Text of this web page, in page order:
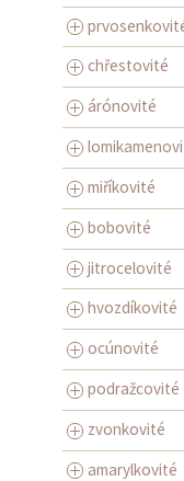
chřestovité
árónovité
miříkovité
bobovité
jitrocelovité
hvozdíkovité
ocúnovité
podražcovité
zvonkovité
amarylkovité